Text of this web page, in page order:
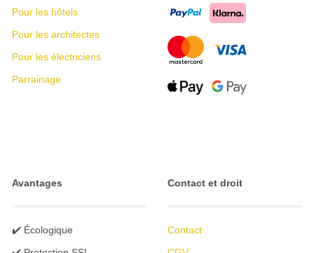
Pour les hôtels
Pour les architectes
Pour les électriciens
Parrainage
Avantages
✔️ Écologique
Contact et droit
Contact